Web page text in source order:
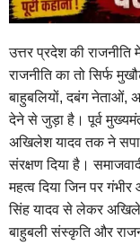
उत्तर प्रदेश की राजनीति
राजनीति का तो सिर्फ
बाहुबलियों, दबंग नेताओं,
देने से जुड़ा है। पूर्व
अखिलेश यादव तक ने सपा
संरक्षण दिया है।
महत्व दिया जिन पर
सिंह यादव से लेकर
बाहुबली संस्कृति और